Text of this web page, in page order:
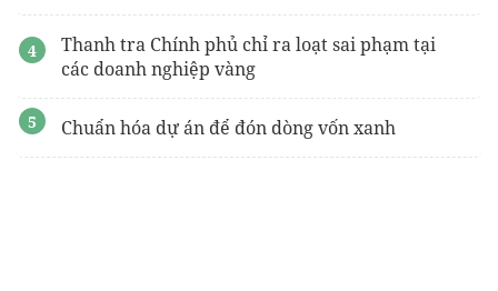
Thanh tra Chính phủ chỉ ra loạt sai phạm tại
các doanh nghiệp vàng
Chuẩn hóa dự án để đón dòng vốn xanh